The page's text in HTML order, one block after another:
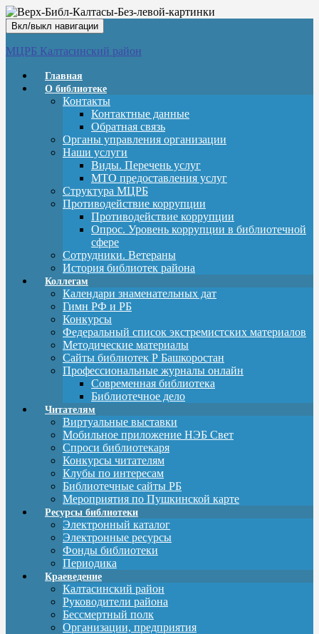
Вкл/выкл навигации
МЦРБ Калтасинский район
Главная
О библиотеке
Контакты
Контактные данные
Обратная связь
Органы управления организации
Наши услуги
Виды. Перечень услуг
МТО предоставления услуг
Структура МЦРБ
Противодействие коррупции
Противодействие коррупции
Опрос. Уровень коррупции в библиотечной
сфере
Сотрудники. Ветераны
История библиотек района
Коллегам
Календари знаменательных дат
Гимн РФ и РБ
Конкурсы
Федеральный список экстремистских материалов
Методические материалы
Сайты библиотек Р Башкоростан
Профессиональные журналы онлайн
Современная библиотека
Библиотечное дело
Читателям
Виртуальные выставки
Мобильное приложение НЭБ Свет
Спроси библиотекаря
Конкурсы читателям
Клубы по интересам
Библиотечные сайты РБ
Мероприятия по Пушкинской карте
Ресурсы библиотеки
Электронный каталог
Электронные ресурсы
Фонды библиотеки
Периодика
Краеведение
Калтасинский район
Руководители района
Бессмертный полк
Организации, предприятия